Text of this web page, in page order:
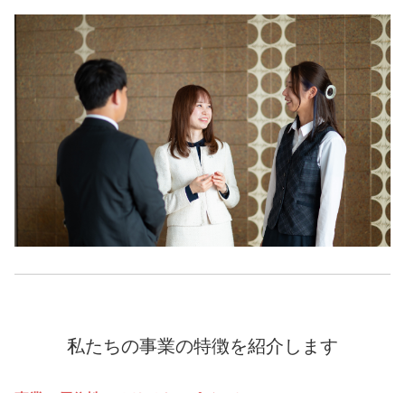
私たちの事業の特徴を紹介します